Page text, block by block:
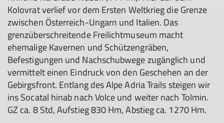
Kolovrat verlief vor dem Ersten Weltkrieg die Grenze
zwischen Österreich-Ungarn und Italien. Das
grenzüberschreitende Freilichtmuseum macht
ehemalige Kavernen und Schützengräben,
Befestigungen und Nachschubwege zugänglich und
vermittelt einen Eindruck von den Geschehen an der
Gebirgsfront. Entlang des Alpe Adria Trails steigen wir
ins Socatal hinab nach Volce und weiter nach Tolmin.
GZ ca. 8 Std, Aufstieg 830 Hm, Abstieg ca. 1270 Hm.